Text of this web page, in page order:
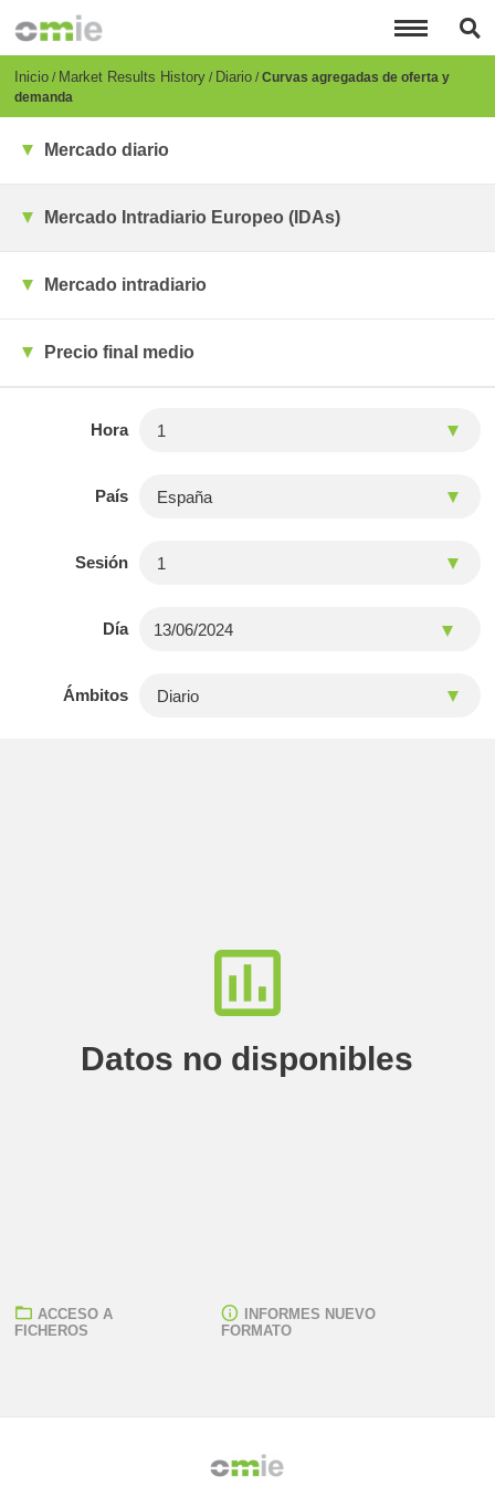
principal
Breadcrumb
Inicio Market Results History Diario Curvas agregadas de oferta y
demanda
Mercado diario
Mercado Intradiario Europeo (IDAs)
Mercado intradiario
Precio final medio
Hora
País
Sesión
Día
Ámbitos
Datos no disponibles
ACCESO A
FICHEROS
INFORMES NUEVO
FORMATO